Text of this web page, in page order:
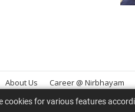
About Us Career @ Nirbhayam
cookies for various features